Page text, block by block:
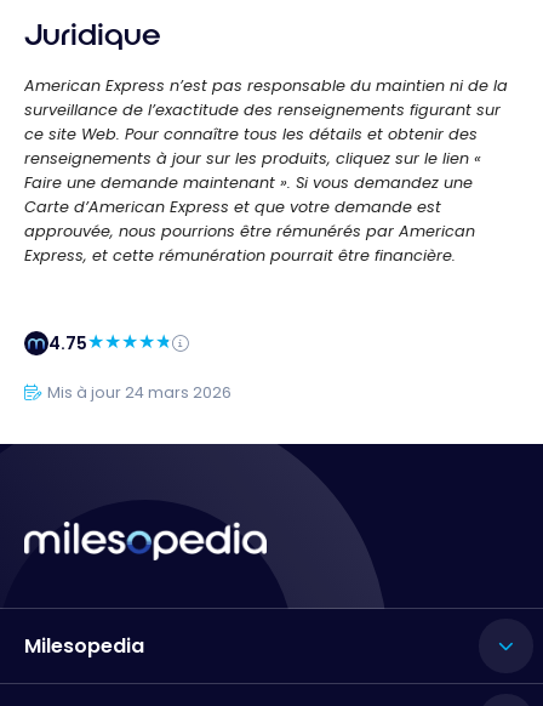
Juridique
American Express n’est pas responsable du maintien ni de la
surveillance de l’exactitude des renseignements figurant sur
ce site Web. Pour connaître tous les détails et obtenir des
renseignements à jour sur les produits, cliquez sur le lien «
Faire une demande maintenant ». Si vous demandez une
Carte d’American Express et que votre demande est
approuvée, nous pourrions être rémunérés par American
Express, et cette rémunération pourrait être financière.
4.75
Mis à jour 24 mars 2026
Milesopedia